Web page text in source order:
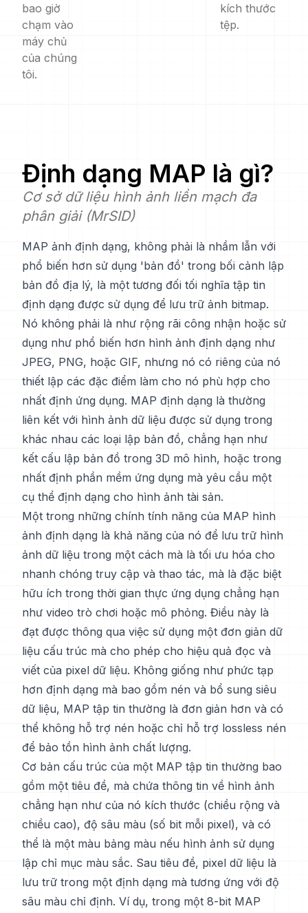
bao giờ
chạm vào
máy chủ
của chúng
tôi.
kích thước
tệp.
Định dạng MAP là gì?
Cơ sở dữ liệu hình ảnh liền mạch đa
phân giải (MrSID)
MAP ảnh định dạng, không phải là nhầm lẫn với
phổ biến hơn sử dụng 'bản đồ' trong bối cảnh lập
bản đồ địa lý, là một tương đối tối nghĩa tập tin
định dạng được sử dụng để lưu trữ ảnh bitmap.
Nó không phải là như rộng rãi công nhận hoặc sử
dụng như phổ biến hơn hình ảnh định dạng như
JPEG, PNG, hoặc GIF, nhưng nó có riêng của nó
thiết lập các đặc điểm làm cho nó phù hợp cho
nhất định ứng dụng. MAP định dạng là thường
liên kết với hình ảnh dữ liệu được sử dụng trong
khác nhau các loại lập bản đồ, chẳng hạn như
kết cấu lập bản đồ trong 3D mô hình, hoặc trong
nhất định phần mềm ứng dụng mà yêu cầu một
cụ thể định dạng cho hình ảnh tài sản.
Một trong những chính tính năng của MAP hình
ảnh định dạng là khả năng của nó để lưu trữ hình
ảnh dữ liệu trong một cách mà là tối ưu hóa cho
nhanh chóng truy cập và thao tác, mà là đặc biệt
hữu ích trong thời gian thực ứng dụng chẳng hạn
như video trò chơi hoặc mô phỏng. Điều này là
đạt được thông qua việc sử dụng một đơn giản dữ
liệu cấu trúc mà cho phép cho hiệu quả đọc và
viết của pixel dữ liệu. Không giống như phức tạp
hơn định dạng mà bao gồm nén và bổ sung siêu
dữ liệu, MAP tập tin thường là đơn giản hơn và có
thể không hỗ trợ nén hoặc chỉ hỗ trợ lossless nén
để bảo tồn hình ảnh chất lượng.
Cơ bản cấu trúc của một MAP tập tin thường bao
gồm một tiêu đề, mà chứa thông tin về hình ảnh
chẳng hạn như của nó kích thước (chiều rộng và
chiều cao), độ sâu màu (số bit mỗi pixel), và có
thể là một màu bảng màu nếu hình ảnh sử dụng
lập chỉ mục màu sắc. Sau tiêu đề, pixel dữ liệu là
lưu trữ trong một định dạng mà tương ứng với độ
sâu màu chỉ định. Ví dụ, trong một 8-bit MAP